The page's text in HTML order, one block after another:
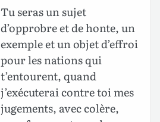
Tu seras un sujet
d’opprobre et de honte, un
exemple et un objet d’effroi
pour les nations qui
t’entourent, quand
j’exécuterai contre toi mes
jugements, avec colère,